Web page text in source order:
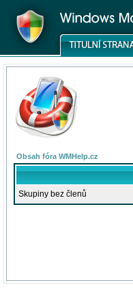
Obsah fóra WMHelp.cz
Skupiny bez členů